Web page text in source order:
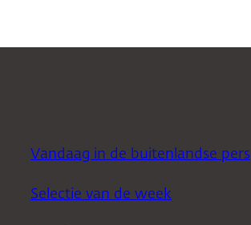
Vandaag in de buitenlandse pers
Selectie van de week